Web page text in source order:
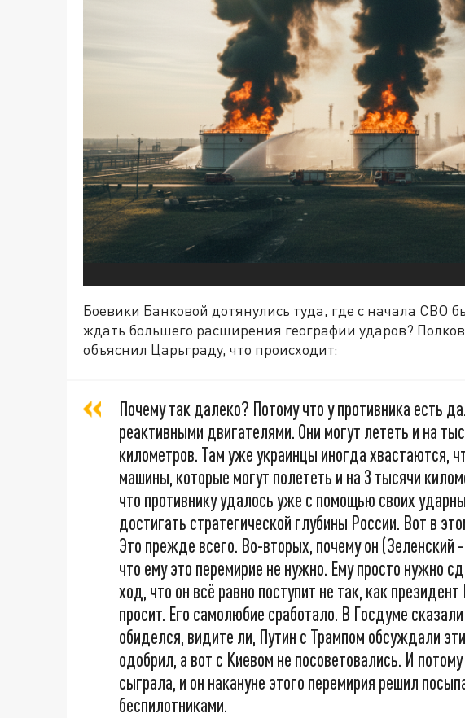
Боевики Банковой дотянулись туда, где с начала СВО
ждать большего расширения географии ударов?
объяснил Царьграду, что происходит:
Почему так далеко? Потому что у противника есть
реактивными двигателями. Они могут лететь и на
километров. Там уже украинцы иногда хвастаются,
машины, которые могут полететь и на 3 тысячи
что противнику удалось уже с помощью своих
достигать стратегической глубины России. Вот в
Это прежде всего. Во-вторых, почему он (Зеленский
что ему это перемирие не нужно. Ему просто нужно
ход, что он всё равно поступит не так, как
просит. Его самолюбие сработало. В Госдуме
обиделся, видите ли, Путин с Трампом обсуждали
одобрил, а вот с Киевом не посоветовались. И
сыграла, и он накануне этого перемирия решил
беспилотниками.